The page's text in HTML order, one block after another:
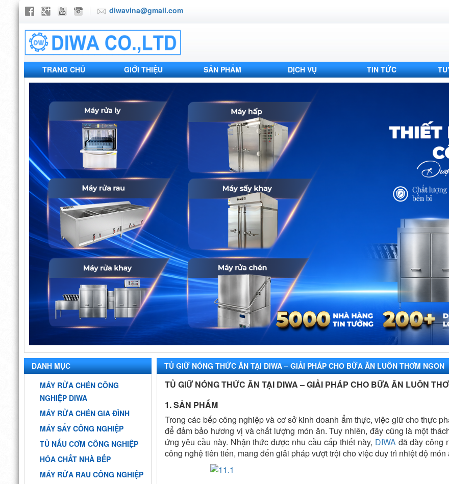
diwavina@gmail.com
TRANG CHỦ GIỚI THIỆU SẢN PHẨM DỊCH VỤ TIN TỨC
DANH MỤC
MÁY RỬA CHÉN CÔNG
NGHIỆP DIWA
MÁY RỬA CHÉN GIA ĐÌNH
MÁY SẤY CÔNG NGHIỆP
TỦ NẤU CƠM CÔNG NGHIỆP
HÓA CHẤT NHÀ BẾP
MÁY RỬA RAU CÔNG NGHIỆP
TỦ GIỮ NÓNG THỨC ĂN TẠI DIWA – GIẢI PHÁP CHO BỮA ĂN LUÔN THƠM NGON
TỦ GIỮ NÓNG THỨC ĂN TẠI DIWA – GIẢI PHÁP CHO BỮA ĂN LUÔN
1. SẢN PHẨM
Trong các bếp công nghiệp và cơ sở kinh doanh ẩm thực, việc giữ cho thực
để đảm bảo hương vị và chất lượng món ăn. Tuy nhiên, đây cũng là một
ứng yêu cầu này. Nhận thức được nhu cầu cấp thiết này, DIWA đã dày công
công nghệ tiên tiến, mang đến giải pháp vượt trội cho việc duy trì nhiệt độ món